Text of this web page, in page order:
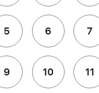
5 6 7
9 10 11